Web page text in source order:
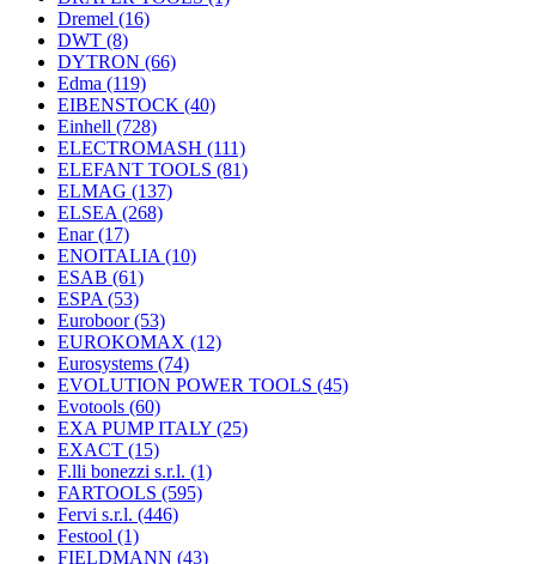
Dremel (16)
DWT (8)
DYTRON (66)
Edma (119)
EIBENSTOCK (40)
Einhell (728)
ELECTROMASH (111)
ELEFANT TOOLS (81)
ELMAG (137)
ELSEA (268)
Enar(17)
ENOITALIA (10)
ESAB (61)
ESPA (53)
Euroboor(53)
EUROKOMAX (12)
Eurosystems (74)
EVOLUTION POWER TOOLS (45)
Evotools (60)
EXA PUMP ITALY (25)
EXACT (15)
F.lli bonezzi s.r.l. (1)
FARTOOLS (595)
Fervi s.r.l. (446)
Festool (1)
FIELDMANN (43)